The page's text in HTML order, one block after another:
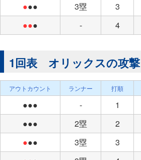
●●● 3塁 3
●●● - 4
1回表 オリックスの攻撃
アウトカウント ランナー 打順
●●● - 1
●●●
2塁 2
●●● 3塁 3